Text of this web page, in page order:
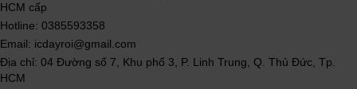
HCM cấp
Hotline: 0385593358
Email: icdayroi@gmail.com
Địa chỉ: 04 Đường số 7, Khu phố 3, P. Linh Trung, Q. Thủ Đức, Tp.
HCM